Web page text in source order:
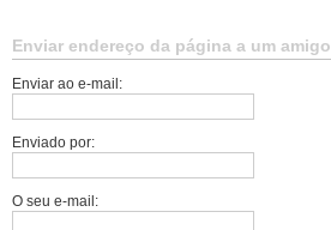
Enviar endereço da página a um amigo
Enviar ao e-mail:
Enviado por:
O seu e-mail: